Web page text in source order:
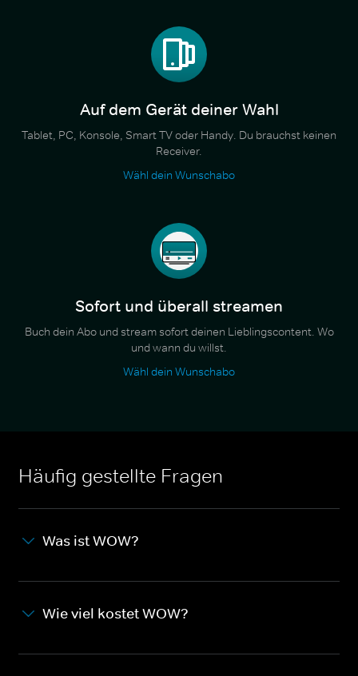
Auf dem Gerät deiner Wahl
Tablet, PC, Konsole, Smart TV oder Handy. Du brauchst keinen
Receiver.
Wähl dein Wunschabo
Sofort und überall streamen
Buch dein Abo und stream sofort deinen Lieblingscontent. Wo
und wann du willst.
Wähl dein Wunschabo
Häufig gestellte Fragen
Was ist WOW?
Wie viel kostet WOW?